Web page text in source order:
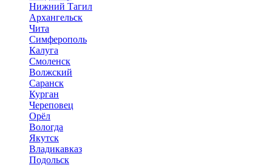
Нижний Тагил
Архангельск
Чита
Симферополь
Калуга
Смоленск
Волжский
Саранск
Курган
Череповец
Орёл
Вологда
Якутск
Владикавказ
Подольск